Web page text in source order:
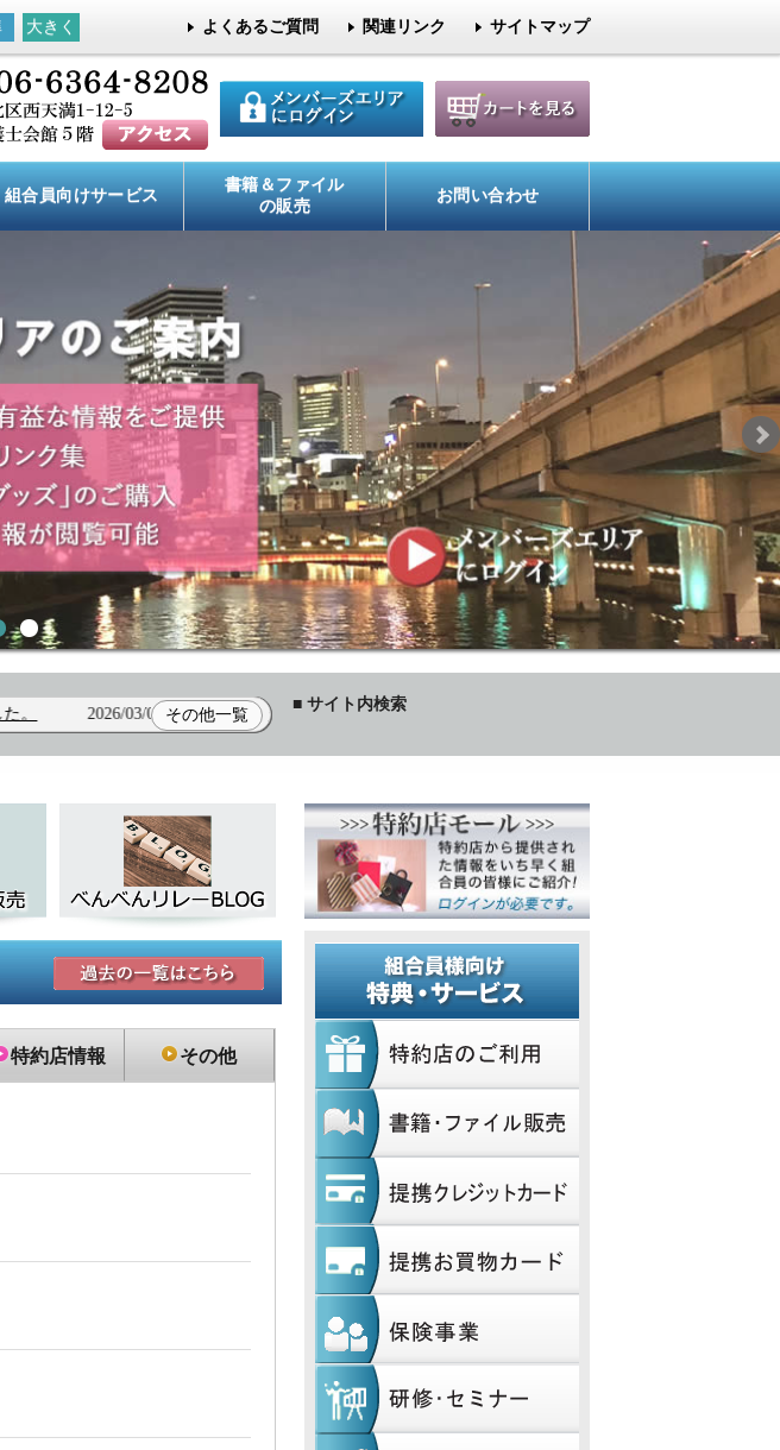
サイトマップ
関連リンク
よくあるご質問
大きく
組合員向けサービス
書籍＆ファイル
の販売
お問い合わせ
書籍・ファイル販売を再開いたしました。 2026/01/27
その他一覧
■ サイト内検索
特約店情報 その他